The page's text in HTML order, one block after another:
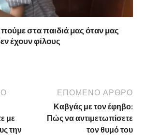
στα παιδιά μας όταν μας
έχουν φίλους
με
την
ΕΠΌΜΕΝΟ ΆΡΘΡΟ
Καβγάς με τον έφηβο:
Πώς να αντιμετωπίσετε
τον θυμό του